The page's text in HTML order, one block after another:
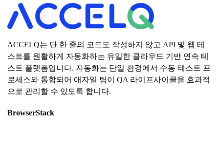
ACCELQ는 단 한 줄의 코드도 작성하지 않고 API 및 웹 테
스트를 원활하게 자동화하는 유일한 클라우드 기반 연속 테
스트 플랫폼입니다. 자동화는 단일 환경에서 수동 테스트 프
로세스와 통합되어 애자일 팀이 QA 라이프사이클을 효과적
으로 관리할 수 있도록 합니다.
BrowserStack